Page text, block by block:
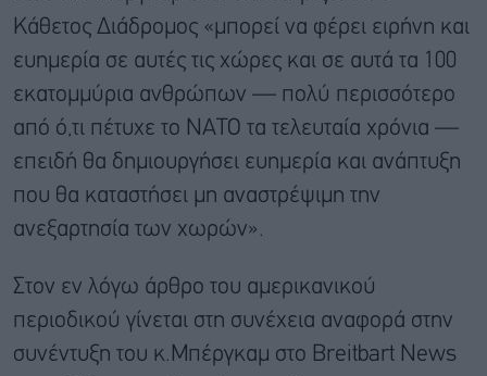
Κάθετος Διάδρομος «μπορεί να φέρει ειρήνη και
ευημερία σε αυτές τις χώρες και σε αυτά τα 100
εκατομμύρια ανθρώπων — πολύ περισσότερο
από ό,τι πέτυχε το ΝΑΤΟ τα τελευταία χρόνια —
επειδή θα δημιουργήσει ευημερία και ανάπτυξη
που θα καταστήσει μη αναστρέψιμη την
ανεξαρτησία των χωρών».
Στον εν λόγω άρθρο του αμερικανικού
περιοδικού γίνεται στη συνέχεια αναφορά στην
συνέντυξη του κ.Μπέργκαμ στο Breitbart News